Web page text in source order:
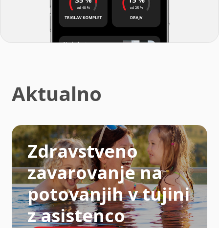
Aktualno
Zdravstveno
zavarovanje na
potovanjih v tujini
z asistenco